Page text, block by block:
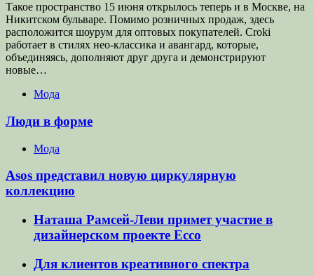
Такое пространство 15 июня открылось теперь и в Москве, на
Никитском бульваре. Помимо розничных продаж, здесь
расположится шоурум для оптовых покупателей. Croki
работает в стилях нео-классика и авангард, которые,
объединяясь, дополняют друг друга и демонстрируют
новые…
Мода
Люди в форме
Мода
Asos представил новую циркулярную
коллекцию
Наташа Рамсей-Леви примет участие в
дизайнерском проекте Ecco
Для клиентов креативного спектра